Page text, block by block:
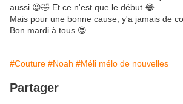
aussi 😉🤣 Et ce n'est que le début 😂
Mais pour une bonne cause, y'a jamais de
Bon mardi à tous 😍
#Couture #Noah #Méli mélo de nouvelles
Partager